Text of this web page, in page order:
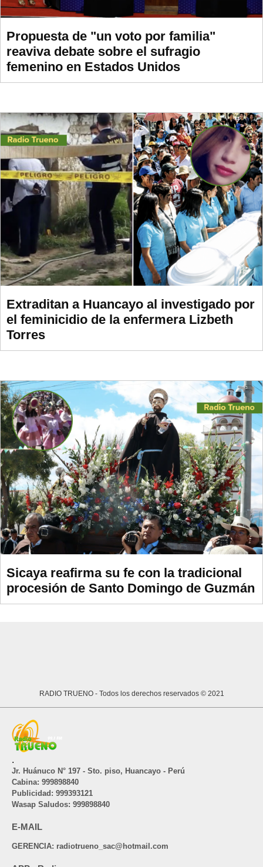
Propuesta de "un voto por familia"
reaviva debate sobre el sufragio
femenino en Estados Unidos
Extraditan a Huancayo al investigado por
el feminicidio de la enfermera Lizbeth
Torres
Sicaya reafirma su fe con la tradicional
procesión de Santo Domingo de Guzmán
RADIO TRUENO - Todos los derechos reservados © 2021
.
Jr. Huánuco N° 197 - Sto. piso, Huancayo - Perú
Cabina: 999898840
Publicidad: 999393121
Wasap Saludos: 999898840
E-MAIL
GERENCIA: radiotrueno_sac@hotmail.com